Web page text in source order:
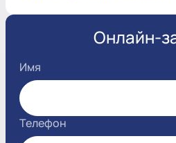
Онлайн-
Имя
Телефон